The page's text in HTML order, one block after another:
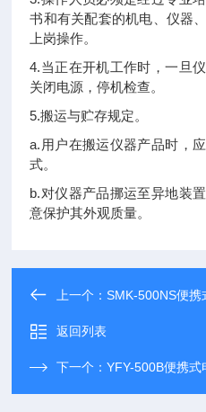
书和有关配套的机电、仪器
上岗操作。
4.当正在开机工作时，一旦
关闭电源，停机检查。
5.搬运与贮存规定。
a.用户在搬运仪器产品时，
式。
b.对仪器产品挪运至异地装
意保护其外观质量。
上一个：SMK-500NS便携
返回列表
下一个：YFY-500B便携式